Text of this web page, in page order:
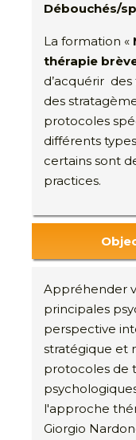
Débouchés/
La formation «
thérapie
d’acquérir
des
protocoles
différents
certains sont
practices.
Appréhender
principales
perspective
stratégique et
protocoles de
l'approche
Giorgio